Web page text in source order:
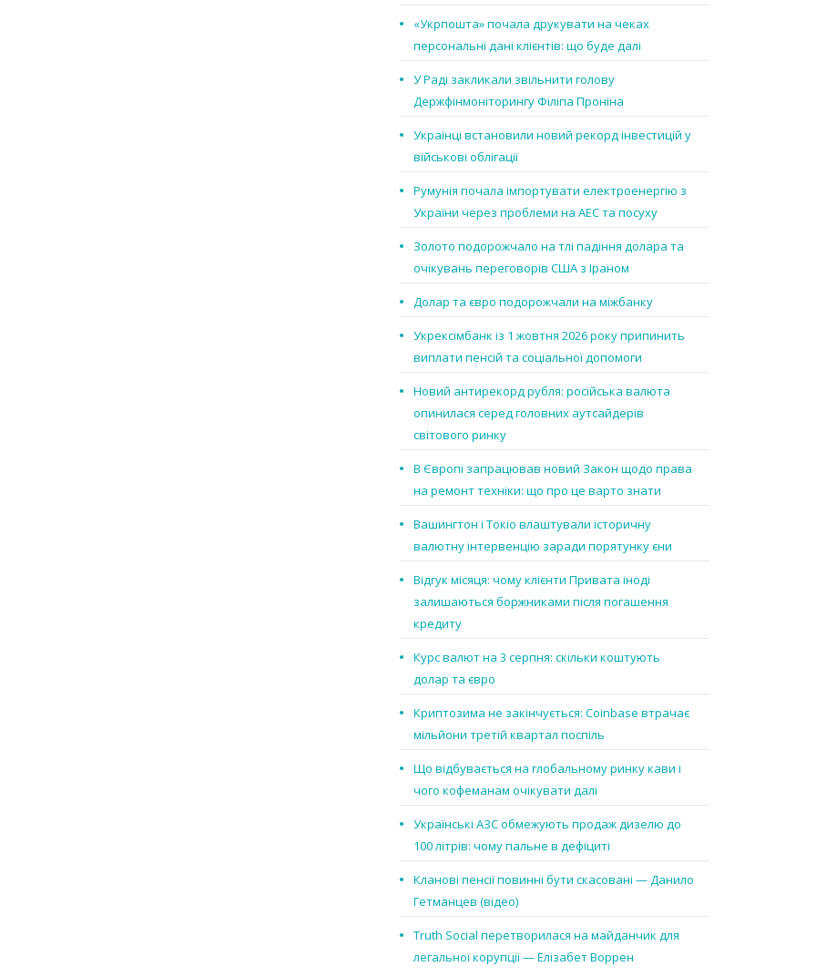
«Укрпошта» почала друкувати на чеках
персональні дані клієнтів: що буде далі
У Раді закликали звільнити голову
Держфінмоніторингу Філіпа Проніна
Українці встановили новий рекорд інвестицій у
військові облігації
Румунія почала імпортувати електроенергію з
України через проблеми на АЕС та посуху
Золото подорожчало на тлі падіння долара та
очікувань переговорів США з Іраном
Долар та євро подорожчали на міжбанку
Укрексімбанк із 1 жовтня 2026 року припинить
виплати пенсій та соціальної допомоги
Новий антирекорд рубля: російська валюта
опинилася серед головних аутсайдерів
світового ринку
В Європі запрацював новий Закон щодо права
на ремонт техніки: що про це варто знати
Вашингтон і Токіо влаштували історичну
валютну інтервенцію заради порятунку єни
Відгук місяця: чому клієнти Привата іноді
залишаються боржниками після погашення
кредиту
Курс валют на 3 серпня: скільки коштують
долар та євро
Криптозима не закінчується: Coinbase втрачає
мільйони третій квартал поспіль
Що відбувається на глобальному ринку кави і
чого кофеманам очікувати далі
Українські АЗС обмежують продаж дизелю до
100 літрів: чому пальне в дефіциті
Кланові пенсії повинні бути скасовані — Данило
Гетманцев (відео)
Truth Social перетворилася на майданчик для
легальної корупції — Елізабет Воррен